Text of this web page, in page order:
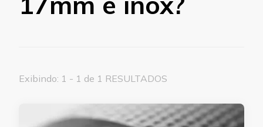
Exibindo: 1 - 1 de 1 RESULTADOS